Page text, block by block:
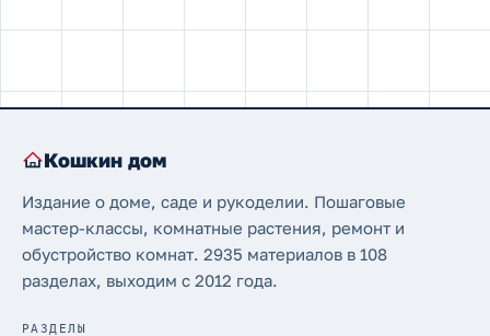
Кошкин дом
Издание о доме, саде и рукоделии. Пошаговые
мастер-классы, комнатные растения, ремонт и
обустройство комнат. 2935 материалов в 108
разделах, выходим с 2012 года.
РАЗДЕЛЫ